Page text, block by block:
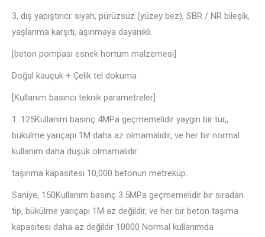
3, dış yapıştırıcı: siyah, pürüzsüz (yüzey bez), SBR / NR bileşik,
yaşlanma karşıtı, aşınmaya dayanıklı.
[beton pompası esnek hortum malzemesi]
Doğal kauçuk + Çelik tel dokuma
[Kullanım basıncı teknik parametreler]
1. 125Kullanım basınç 4MPa geçmemelidir yaygın bir tür,,
bükülme yarıçapı 1M daha az olmamalıdır, ve her bir normal
kullanım daha düşük olmamalıdır.
taşınma kapasitesi 10,000 betonun metreküp.
Saniye, 150Kullanım basınç 3.5MPa geçmemelidir bir sıradan
tip, bükülme yarıçapı 1M az değildir, ve her bir beton taşıma
kapasitesi daha az değildir 10000 Normal kullanımda